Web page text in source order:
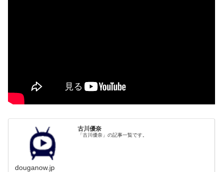
古川優奈
「古川優奈」の記事一覧です。
douganow.jp